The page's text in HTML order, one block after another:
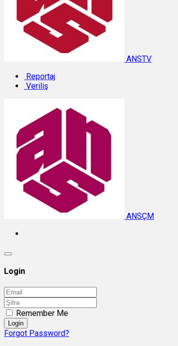
ANSTV
Reportaj
Veriliş
ANSÇM
Login
Remember Me
Login
Forgot Password?